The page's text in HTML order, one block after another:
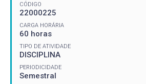
CÓDIGO
22000225
CARGA HORÁRIA
60 horas
TIPO DE ATIVIDADE
DISCIPLINA
PERIODICIDADE
Semestral